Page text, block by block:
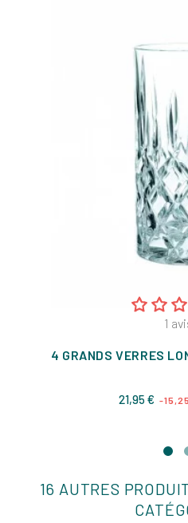
1
4 GRANDS VERRES
21,95 € Prix
-
16 AUTRES